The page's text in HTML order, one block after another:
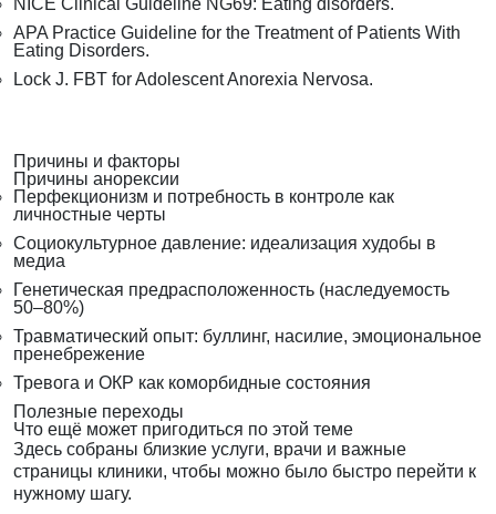
NICE Clinical Guideline NG69: Eating disorders.
APA Practice Guideline for the Treatment of Patients With
Eating Disorders.
Lock J. FBT for Adolescent Anorexia Nervosa.
Причины и факторы
Причины анорексии
Перфекционизм и потребность в контроле как
личностные черты
Социокультурное давление: идеализация худобы в
медиа
Генетическая предрасположенность (наследуемость
50–80%)
Травматический опыт: буллинг, насилие, эмоциональное
пренебрежение
Тревога и ОКР как коморбидные состояния
Полезные переходы
Что ещё может пригодиться по этой теме
Здесь собраны близкие услуги, врачи и важные
страницы клиники, чтобы можно было быстро перейти к
нужному шагу.